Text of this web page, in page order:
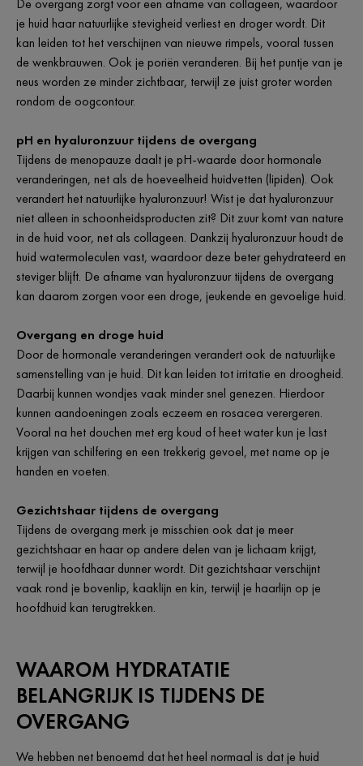
De overgang zorgt voor een afname van collageen, waardoor
je huid haar natuurlijke stevigheid verliest en droger wordt. Dit
kan leiden tot het verschijnen van nieuwe rimpels, vooral tussen
de wenkbrauwen. Ook je poriën veranderen. Bij het puntje van je
neus worden ze minder zichtbaar, terwijl ze juist groter worden
rondom de oogcontour.
pH en hyaluronzuur tijdens de overgang
Tijdens de menopauze daalt je pH-waarde door hormonale
veranderingen, net als de hoeveelheid huidvetten (lipiden). Ook
verandert het natuurlijke hyaluronzuur! Wist je dat hyaluronzuur
niet alleen in schoonheidsproducten zit? Dit zuur komt van nature
in de huid voor, net als collageen. Dankzij hyaluronzuur houdt de
huid watermoleculen vast, waardoor deze beter gehydrateerd en
steviger blijft. De afname van hyaluronzuur tijdens de overgang
kan daarom zorgen voor een droge, jeukende en gevoelige huid.
Overgang en droge huid
Door de hormonale veranderingen verandert ook de natuurlijke
samenstelling van je huid. Dit kan leiden tot irritatie en droogheid.
Daarbij kunnen wondjes vaak minder snel genezen. Hierdoor
kunnen aandoeningen zoals eczeem en rosacea verergeren.
Vooral na het douchen met erg koud of heet water kun je last
krijgen van schilfering en een trekkerig gevoel, met name op je
handen en voeten.
Gezichtshaar tijdens de overgang
Tijdens de overgang merk je misschien ook dat je meer
gezichtshaar en haar op andere delen van je lichaam krijgt,
terwijl je hoofdhaar dunner wordt. Dit gezichtshaar verschijnt
vaak rond je bovenlip, kaaklijn en kin, terwijl je haarlijn op je
hoofdhuid kan terugtrekken.
WAAROM HYDRATATIE
BELANGRIJK IS TIJDENS DE
OVERGANG
We hebben net benoemd dat het heel normaal is dat je huid